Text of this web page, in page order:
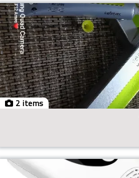
2 items